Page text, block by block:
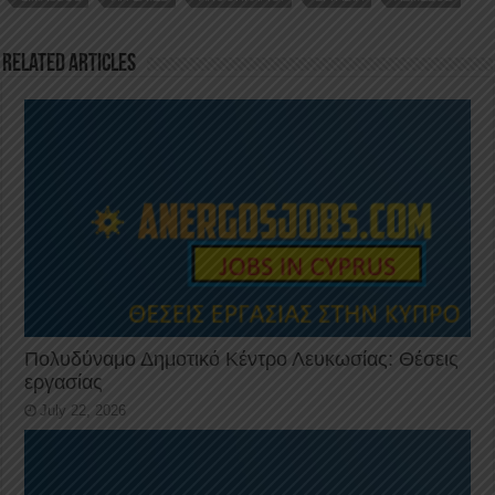
o
o
k
n
p
Related Articles
Πολυδύναμο Δημοτικό Κέντρο Λευκωσίας: Θέσεις
εργασίας
July 22, 2026